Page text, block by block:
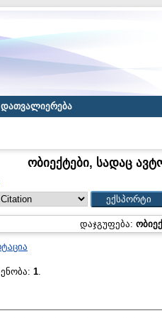
დათვალიერება
ობიექტები, სადაც
დაჯგუფება:
1.